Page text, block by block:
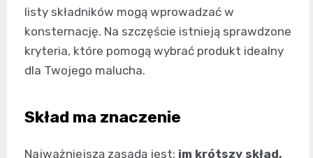
listy składników mogą wprowadzać w
konsternację. Na szczęście istnieją sprawdzone
kryteria, które pomogą wybrać produkt idealny
dla Twojego malucha.
Skład ma znaczenie
Najważniejszą zasadą jest: im krótszy skład,